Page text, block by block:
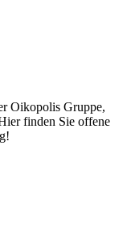
Oikopolis Gruppe,
finden Sie offene